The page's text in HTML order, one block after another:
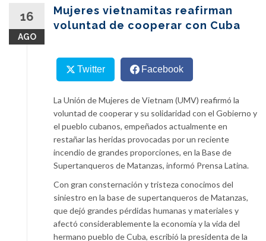
16
AGO
Mujeres vietnamitas reafirman
voluntad de cooperar con Cuba
Twitter Facebook
La Unión de Mujeres de Vietnam (UMV) reafirmó la
voluntad de cooperar y su solidaridad con el Gobierno y
el pueblo cubanos, empeñados actualmente en
restañar las heridas provocadas por un reciente
incendio de grandes proporciones, en la Base de
Supertanqueros de Matanzas, informó Prensa Latina.
Con gran consternación y tristeza conocimos del
siniestro en la base de supertanqueros de Matanzas,
que dejó grandes pérdidas humanas y materiales y
afectó considerablemente la economía y la vida del
hermano pueblo de Cuba, escribió la presidenta de la